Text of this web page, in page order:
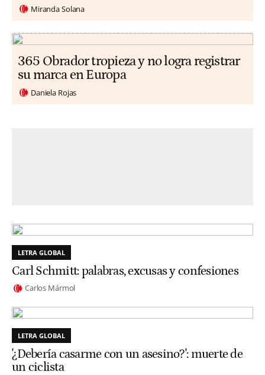
Miranda Solana
365 Obrador tropieza y no logra registrar
su marca en Europa
Daniela Rojas
LETRA GLOBAL
Carl Schmitt: palabras, excusas y confesiones
Carlos Mármol
LETRA GLOBAL
'¿Debería casarme con un asesino?': muerte de
un ciclista